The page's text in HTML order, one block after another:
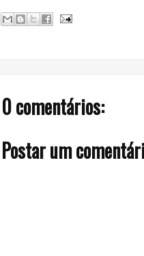
0 comentários:
Postar um